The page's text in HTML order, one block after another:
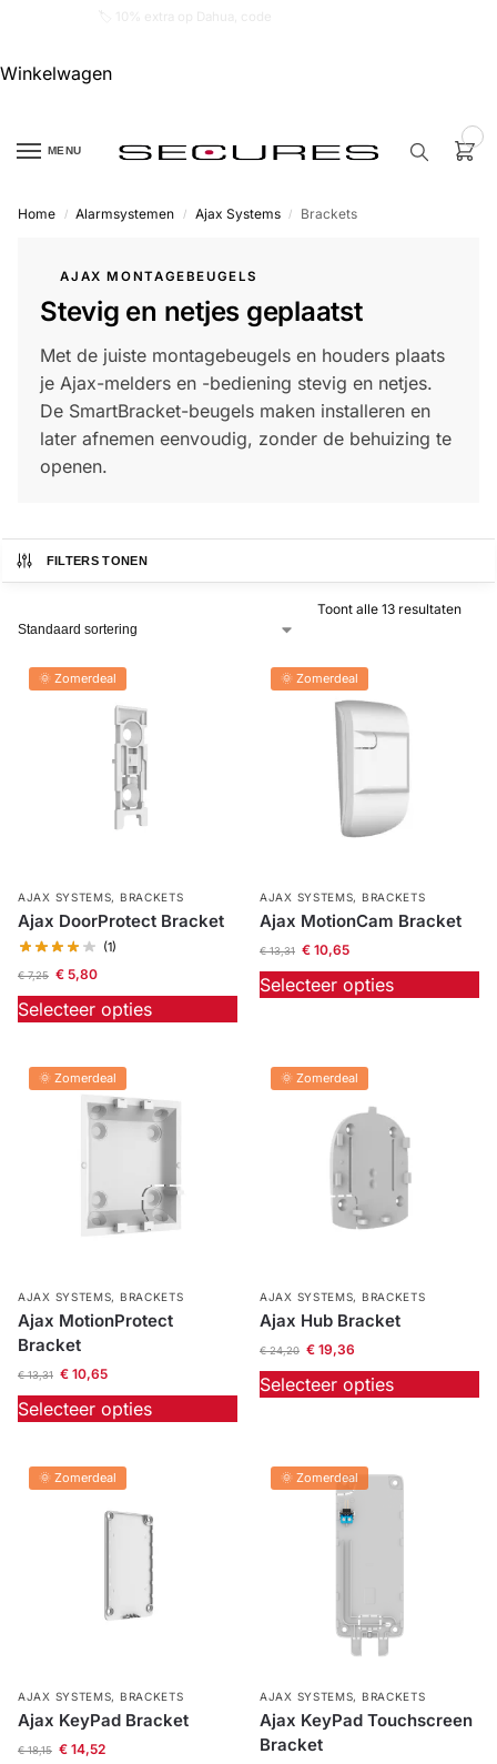
Winkelwagen
MENU
Alarm
Alarm
met
installatie
Camera's
Intercom
Branddetectie
Inbraakbeveiliging
Merken
Help &
service
Help
Home / Alarmsystemen / Ajax Systems / Brackets
AJAX MONTAGEBEUGELS
Stevig en netjes geplaatst
Met de juiste montagebeugels en houders plaats
je Ajax-melders en -bediening stevig en netjes.
De SmartBracket-beugels maken installeren en
later afnemen eenvoudig, zonder de behuizing te
openen.
FILTERS TONEN
Toont alle 13 resultaten
🌞 Zomerdeal
AJAX SYSTEMS, BRACKETS
Ajax DoorProtect Bracket
(1)
€7,25 €5,80
Selecteer opties
🌞 Zomerdeal
AJAX SYSTEMS, BRACKETS
Ajax MotionCam Bracket
€13,31 €10,65
Selecteer opties
🌞 Zomerdeal
AJAX SYSTEMS, BRACKETS
Ajax MotionProtect
Bracket
€13,31 €10,65
Selecteer opties
🌞 Zomerdeal
AJAX SYSTEMS, BRACKETS
Ajax Hub Bracket
€24,20 €19,36
Selecteer opties
🌞 Zomerdeal
AJAX SYSTEMS, BRACKETS
Ajax KeyPad Bracket
€18,15 €14,52
🌞 Zomerdeal
AJAX SYSTEMS, BRACKETS
Ajax KeyPad Touchscreen
Bracket